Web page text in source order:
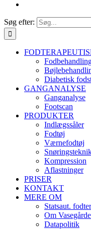
Søg efter:
Diabetisk
GANGANALYSE
Ganganalyse
Footscan
PRODUKTER
Indlægssåler
Fodtøj
Værnefodtøj
Kompression
Aflastninger
PRISER
KONTAKT
MERE OM
Statsaut.
Om
Datapolitik